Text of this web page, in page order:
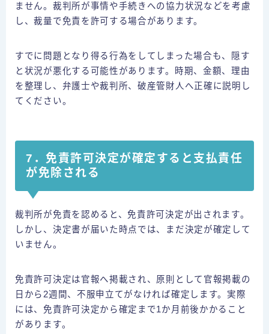
ません。裁判所が事情や手続きへの協力状況などを考慮
し、裁量で免責を許可する場合があります。
すでに問題となり得る行為をしてしまった場合も、隠す
と状況が悪化する可能性があります。時期、金額、理由
を整理し、弁護士や裁判所、破産管財人へ正確に説明し
てください。
7．免責許可決定が確定すると支払責任
が免除される
裁判所が免責を認めると、免責許可決定が出されます。
しかし、決定書が届いた時点では、まだ決定が確定して
いません。
免責許可決定は官報へ掲載され、原則として官報掲載の
日から2週間、不服申立てがなければ確定します。実際
には、免責許可決定から確定まで1か月前後かかること
があります。